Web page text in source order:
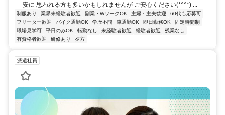
安に 思われる方も多いかもしれませんが ご安心ください(*^^*) ...
制服あり 業界未経験者歓迎 副業・WワークOK 主婦・主夫歓迎
60代も応募可
フリーター歓迎
バイク通勤OK 学歴不問 車通勤OK 即日勤務OK
固定時間制
職場見学可
平日のみOK 転勤なし 未経験者歓迎 経験者歓迎
残業なし
有資格者歓迎
研修あり 夕方
派遣社員